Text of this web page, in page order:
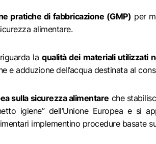
pratiche di fabbricazione (GMP) per
alimentare.
laqualità dei materiali utilizzati
adduzione dell’acqua destinata al
sulla sicurezza alimentare che
igiene” dell’Unione Europea e si
implementino procedure basate